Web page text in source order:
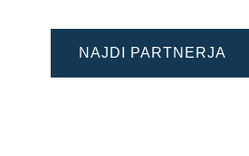
NAJDI PARTNERJA